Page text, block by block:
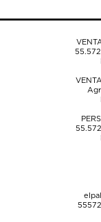
envío.envío.envío.